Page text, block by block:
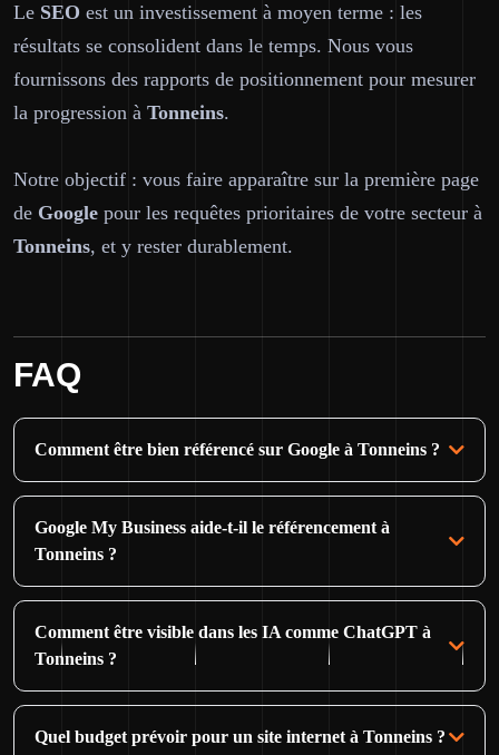
Le SEO est un investissement à moyen terme : les
résultats se consolident dans le temps. Nous vous
fournissons des rapports de positionnement pour mesurer
la progression à Tonneins.
Notre objectif : vous faire apparaître sur la première page
de Google pour les requêtes prioritaires de votre secteur à
Tonneins, et y rester durablement.
FAQ
Comment être bien référencé sur Google à Tonneins ?
Google My Business aide-t-il le référencement à
Tonneins ?
Comment être visible dans les IA comme ChatGPT à
Tonneins ?
Quel budget prévoir pour un site internet à Tonneins ?